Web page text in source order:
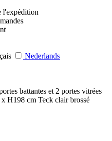
l'expédition
Nederlands
battantes et 2 portes vitrées
H198 cm Teck clair brossé